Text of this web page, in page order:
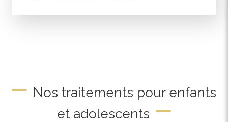
Nos traitements pour enfants
et adolescents